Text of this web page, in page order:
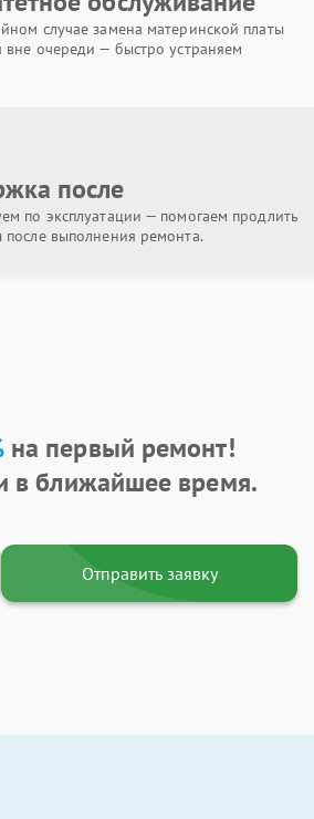
случае замена материнской платы
вне очереди — быстро устраняем
после
по эксплуатации — помогаем продлить
после выполнения ремонта.
на первый ремонт!
в ближайшее время.
Отправить заявку